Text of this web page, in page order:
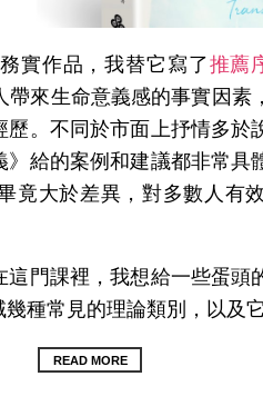
實作品，我替它寫了推薦
帶來生命意義感的事實因
。不同於市面上抒情多於
給的案例和建議都非常具
竟大於差異，對多數人有
門課裡，我想給一些蛋頭
種常見的理論類別，以及
READ MORE